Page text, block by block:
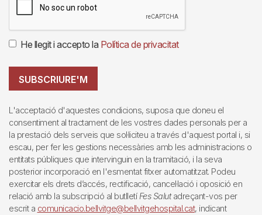
He llegit i accepto la Política de privacitat
SUBSCRIURE'M
L'acceptació d'aquestes condicions, suposa que doneu el
consentiment al tractament de les vostres dades personals per a
la prestació dels serveis que sol·liciteu a través d'aquest portal i, si
escau, per fer les gestions necessàries amb les administracions o
entitats públiques que intervinguin en la tramitació, i la seva
posterior incorporació en l'esmentat fitxer automatitzat. Podeu
exercitar els drets d’accés, rectificació, cancel·lació i oposició en
relació amb la subscripció al butlletí Fes Salutadreçant-vos per
escrit a comunicacio.bellvitge@bellvitgehospital.cat, indicant